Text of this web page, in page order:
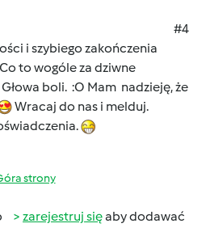
#4
i szybiego zakończenia
to wogóle za dziwne
boli. :O Mam nadzieję, że
Wracaj do nas i melduj.
strony
zarejestruj sięaby dodawać